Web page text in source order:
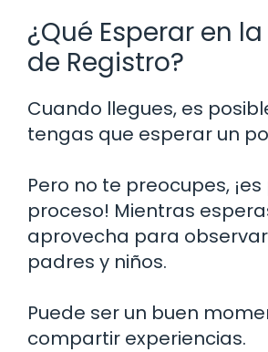
¿Qué Esperar en
de Registro?
Cuando llegues, es
tengas que esperar un
Pero no te preocupes,
proceso! Mientras
aprovecha para
padres y niños.
Puede ser un buen
compartir experiencias.